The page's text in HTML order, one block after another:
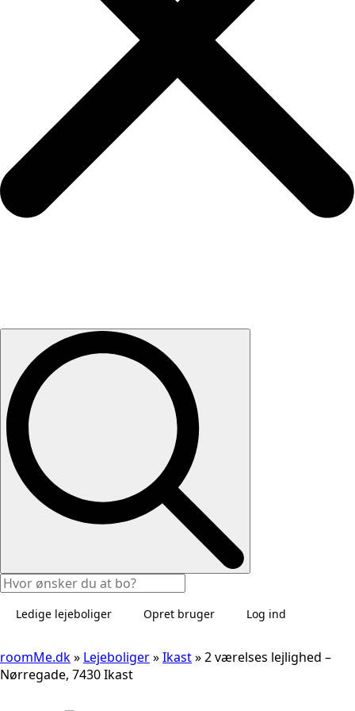
Ledige lejeboliger Opret bruger Log ind
roomMe.dk» Lejeboliger»Ikast»2 værelses lejlighed –
Nørregade, 7430 Ikast